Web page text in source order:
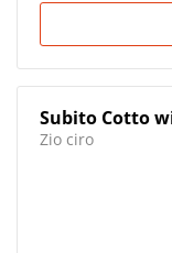
Subito Cotto
Zio ciro